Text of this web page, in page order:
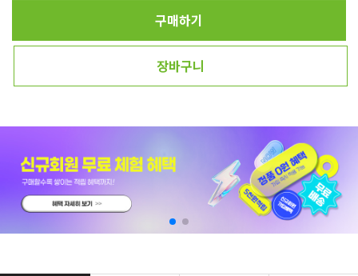
구매하기
장바구니